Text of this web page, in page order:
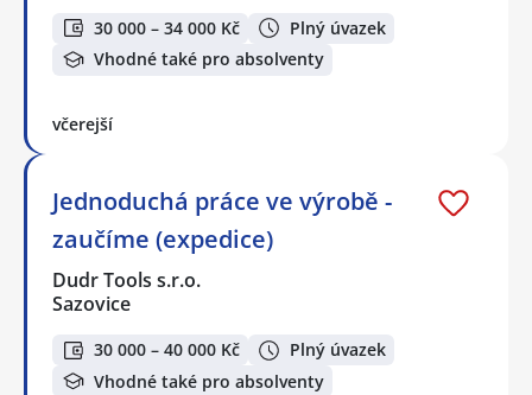
30 000 – 34 000 Kč
Plný úvazek
Vhodné také pro absolventy
včerejší
Jednoduchá práce ve výrobě -
zaučíme (expedice)
Dudr Tools s.r.o.
Sazovice
30 000 – 40 000 Kč
Plný úvazek
Vhodné také pro absolventy